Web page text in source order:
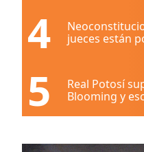
4
jueces están
5
Real Potosí
Blooming y